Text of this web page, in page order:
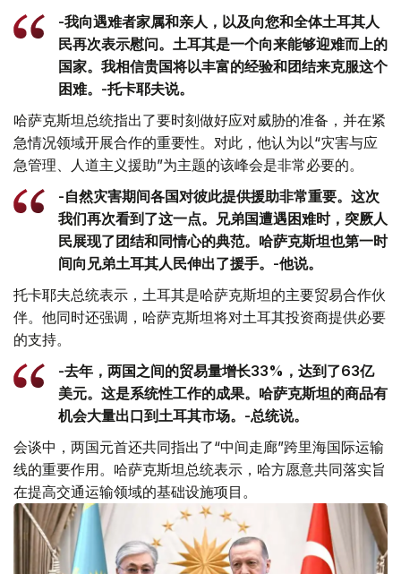
-我向遇难者家属和亲人，以及向您和全体土耳其人
民再次表示慰问。土耳其是一个向来能够迎难而上的
国家。我相信贵国将以丰富的经验和团结来克服这个
困难。-托卡耶夫说。
哈萨克斯坦总统指出了要时刻做好应对威胁的准备，并在紧
急情况领域开展合作的重要性。对此，他认为以“灾害与应
急管理、人道主义援助”为主题的该峰会是非常必要的。
-自然灾害期间各国对彼此提供援助非常重要。这次
我们再次看到了这一点。兄弟国遭遇困难时，突厥人
民展现了团结和同情心的典范。哈萨克斯坦也第一时
间向兄弟土耳其人民伸出了援手。-他说。
托卡耶夫总统表示，土耳其是哈萨克斯坦的主要贸易合作伙
伴。他同时还强调，哈萨克斯坦将对土耳其投资商提供必要
的支持。
-去年，两国之间的贸易量增长33%，达到了63亿
美元。这是系统性工作的成果。哈萨克斯坦的商品有
机会大量出口到土耳其市场。-总统说。
会谈中，两国元首还共同指出了“中间走廊”跨里海国际运输
线的重要作用。哈萨克斯坦总统表示，哈方愿意共同落实旨
在提高交通运输领域的基础设施项目。